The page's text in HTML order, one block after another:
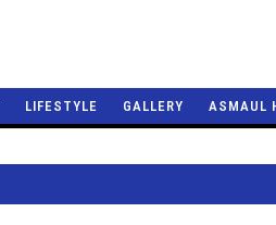
LIFESTYLE GALLERY ASMAUL